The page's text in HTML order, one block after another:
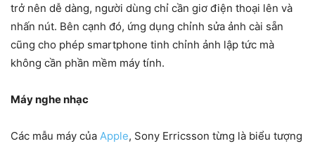
trở nên dễ dàng, người dùng chỉ cần giơ điện thoại lên và
nhấn nút. Bên cạnh đó, ứng dụng chỉnh sửa ảnh cài sẵn
cũng cho phép smartphone tinh chỉnh ảnh lập tức mà
không cần phần mềm máy tính.
Máy nghe nhạc
Các mẫu máy của Apple, Sony Erricsson từng là biểu tượng